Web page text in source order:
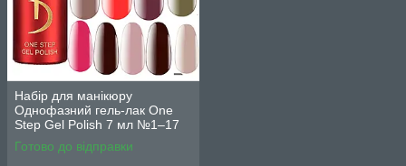
Набір для манікюру
Однофазний гель-лак One
Step Gel Polish 7 мл №1–17
13 шт без 3, 4, 5, 6
Готово до відправки